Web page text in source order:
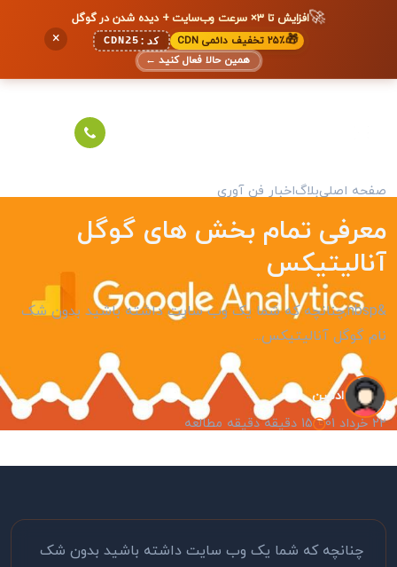
🚀افزایش تا ۳× سرعت وب‌سایت + دیده شدن در گوگل
🎁۲۵٪ تخفیف دائمی CDN کد: CDN25
همین حالا فعال کنید ←
×
صفحه اصلیبلاگاخبار فن آوری
معرفی تمام بخش های گوگل
آنالیتیکس
&nbsp;چنانچه که شما یک وب سایت داشته باشید بدون شک
نام گوگل آنالیتیکس...
ادمین
22 خرداد 01 15 دقیقه دقیقه مطالعه
چنانچه که شما یک وب سایت داشته باشید بدون شک